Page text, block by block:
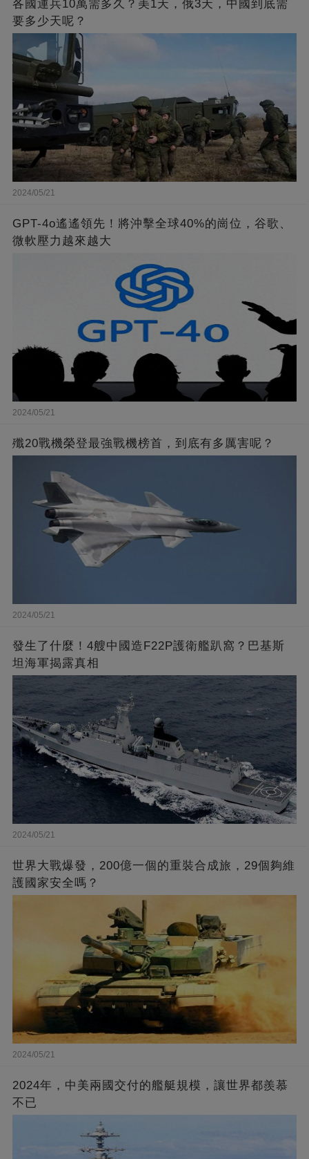
各國運兵10萬需多久？美1天，俄3天，中國到底需
要多少天呢？
2024/05/21
GPT-4o遙遙領先！將沖擊全球40%的崗位，谷歌、
微軟壓力越來越大
2024/05/21
殲20戰機榮登最強戰機榜首，到底有多厲害呢？
2024/05/21
發生了什麼！4艘中國造F22P護衛艦趴窩？巴基斯
坦海軍揭露真相
2024/05/21
世界大戰爆發，200億一個的重裝合成旅，29個夠維
護國家安全嗎？
2024/05/21
2024年，中美兩國交付的艦艇規模，讓世界都羨慕
不已